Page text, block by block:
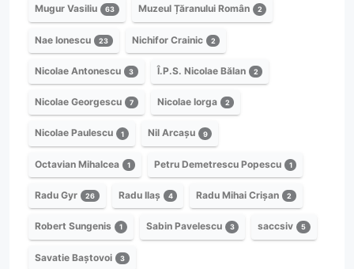
Mugur Vasiliu 63 Muzeul Țăranului Român 2
Nae Ionescu 23 Nichifor Crainic 2
Nicolae Antonescu 3 Î.P.S. Nicolae Bălan 2
Nicolae Georgescu 7 Nicolae Iorga 2
Nicolae Paulescu 1 Nil Arcașu 9
Octavian Mihalcea 1 Petru Demetrescu Popescu 1
Radu Gyr 26 Radu Ilaș 4 Radu Mihai Crișan 2
Robert Sungenis 1 Sabin Pavelescu 3 saccsiv 5
Savatie Baștovoi 3